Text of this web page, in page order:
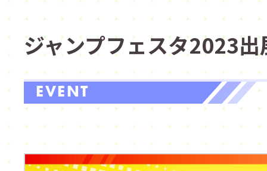
ジャンプフェスタ2023出
EVENT